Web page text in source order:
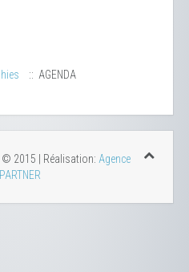
:: AGENDA
2015 | Réalisation: Agence